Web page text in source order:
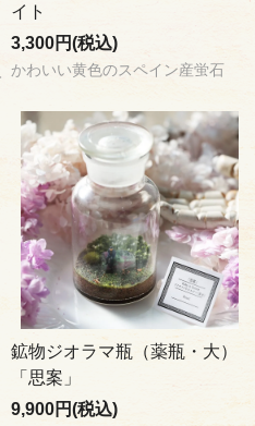
イト
3,300円(税込)
かわいい黄色のスペイン産蛍石
鉱物ジオラマ瓶（薬瓶・大）
「思案」
9,900円(税込)